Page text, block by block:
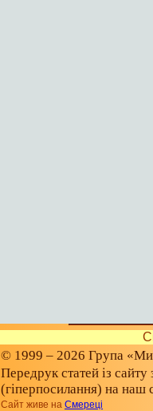
© 1999 – 2026 Група
Передрук статей із
(гіперпосилання) на наш
Сайт живе на Смереці